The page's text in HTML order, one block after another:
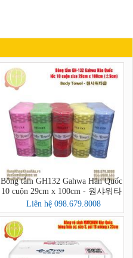
Bông tắm GH132 Gahwa Hàn Quốc
10 cuộn 29cm x 100cm - 원샤워타
올
Liên hệ 098.679.8008